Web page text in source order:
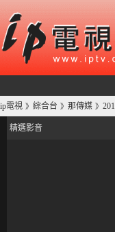
ip電視 》 綜合台 》 那傳媒 》
精選影音